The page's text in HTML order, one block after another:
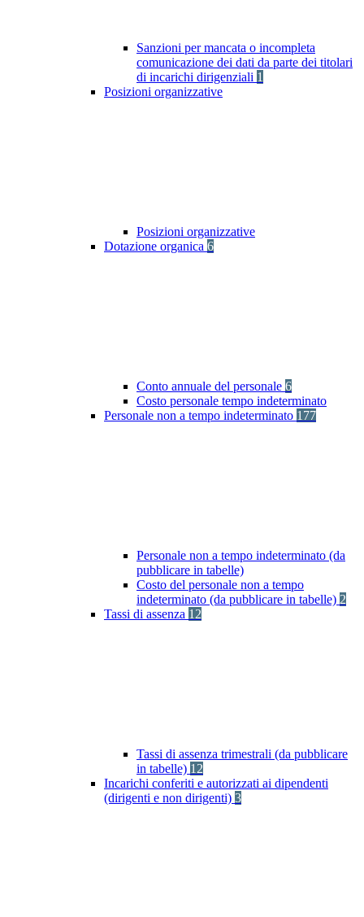
Sanzioni per mancata o incompleta
comunicazione dei dati da parte dei titolari
di incarichi dirigenziali 1
Posizioni organizzative
Posizioni organizzative
Dotazione organica 6
Conto annuale del personale 6
Costo personale tempo indeterminato
Personale non a tempo indeterminato 177
Personale non a tempo indeterminato (da
pubblicare in tabelle)
Costo del personale non a tempo
indeterminato (da pubblicare in tabelle) 2
Tassi di assenza 12
Tassi di assenza trimestrali (da pubblicare
in tabelle) 12
Incarichi conferiti e autorizzati ai dipendenti
(dirigenti e non dirigenti) 3